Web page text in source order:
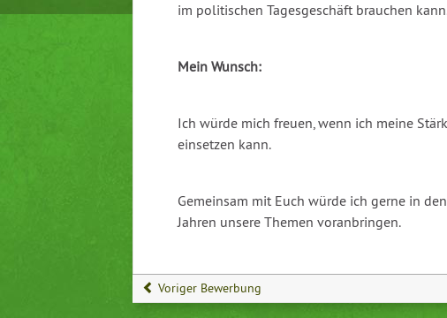
im politischen Tagesgeschäft brauchen
Mein Wunsch:
Ich würde mich freuen, wenn ich meine
einsetzen kann.
Gemeinsam mit Euch würde ich gerne in
Jahren unsere Themen voranbringen.
Voriger Bewerbung